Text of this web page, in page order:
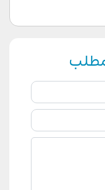
مطلب